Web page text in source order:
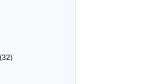
(32)